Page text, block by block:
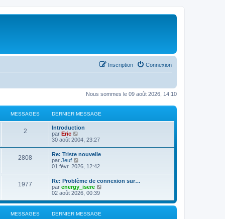
Connexion
Inscription
Nous sommes le 09 août 2026, 14:10
MESSAGES DERNIER MESSAGE
2
Introduction
par Eric
o
u
l
t
e
r
l
e
d
e
r
n
30 août 2004, 23:27
2808
Re: Triste nouvelle
par Jeuf
o
u
l
t
e
r
l
01 févr. 2026, 12:42
1977
Re: Problème de connexion sur…
par energy_isere
s
02 août 2026, 00:39
MESSAGES DERNIER MESSAGE